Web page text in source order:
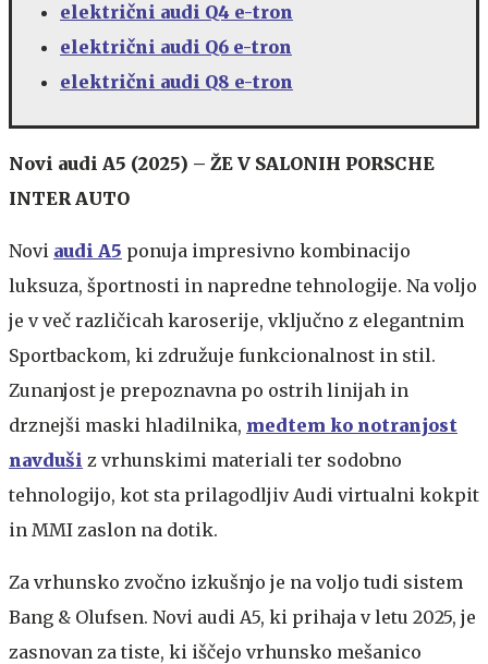
električni audi Q4 e-tron
električni audi Q6 e-tron
električni audi Q8 e-tron
Novi audi A5 (2025) – ŽE V SALONIH PORSCHE
INTER AUTO
Novi audi A5 ponuja impresivno kombinacijo
luksuza, športnosti in napredne tehnologije. Na voljo
je v več različicah karoserije, vključno z elegantnim
Sportbackom, ki združuje funkcionalnost in stil.
Zunanjost je prepoznavna po ostrih linijah in
drznejši maski hladilnika, medtem ko notranjost
navduši z vrhunskimi materiali ter sodobno
tehnologijo, kot sta prilagodljiv Audi virtualni kokpit
in MMI zaslon na dotik.
Za vrhunsko zvočno izkušnjo je na voljo tudi sistem
Bang & Olufsen. Novi audi A5, ki prihaja v letu 2025, je
zasnovan za tiste, ki iščejo vrhunsko mešanico